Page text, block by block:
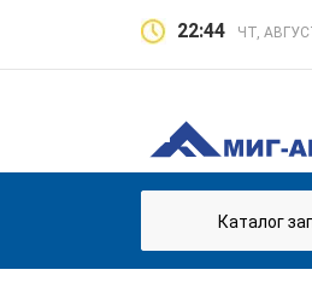
22:44 ЧТ,
Каталог